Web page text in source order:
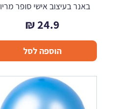
באנר בעיצוב אישי סופר מריו 1
24.9
₪
הוספה לסל